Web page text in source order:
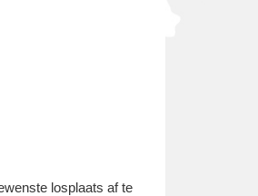
losplaats af te